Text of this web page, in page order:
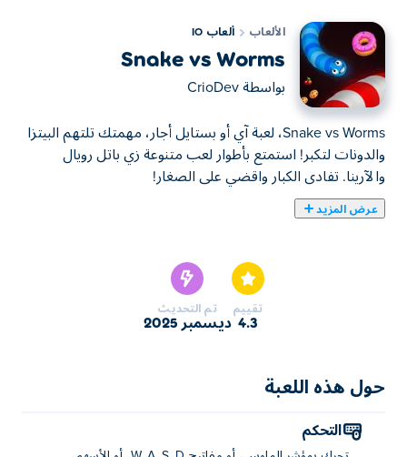
الألعاب ألعاب IO
Snake vs Worms
بواسطة CrioDev
Snake vs Worms، لعبة آي أو بستايل أجار، مهمتك تلتهم البيتزا
والدونات لتكبر! استمتع بأطوار لعب متنوعة زي باتل رويال
والآرينا. تفادى الكبار واقضي على الصغار!
عرض المزيد
تقييم
4.3
تم التحديث
ديسمبر 2025
حول هذه اللعبة
التحكم